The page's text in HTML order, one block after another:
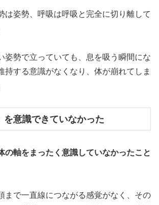
は姿勢、呼吸は呼吸と完全に切り離して
姿勢で立っていても、息を吸う瞬間にな
持する意識がなくなり、体が崩れてしま
意識できていなかった
の軸をまったく意識していなかったこと
まで一直線につながる感覚がなく、その